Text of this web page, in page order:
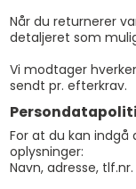
Når du returnerer
detaljeret som
Vi modtager
sendt pr. efterkrav.
For at du kan
oplysninger:
Navn, adresse,